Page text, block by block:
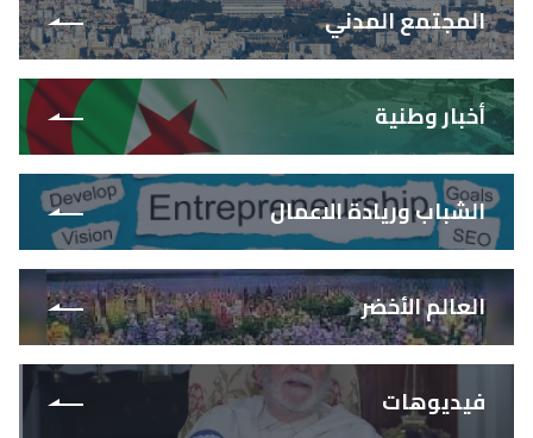
المجتمع المدني
أخبار وطنية
الشباب وريادة الاعمال
العالم الأخضر
فيديوهات